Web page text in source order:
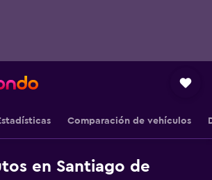
Comparación de vehículos
en Santiago de